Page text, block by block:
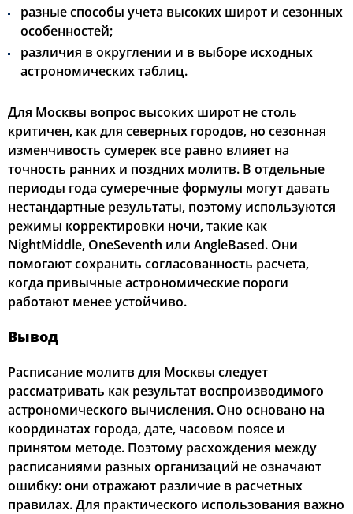
разные способы учета высоких широт и сезонных
особенностей;
различия в округлении и в выборе исходных
астрономических таблиц.
Для Москвы вопрос высоких широт не столь
критичен, как для северных городов, но сезонная
изменчивость сумерек все равно влияет на
точность ранних и поздних молитв. В отдельные
периоды года сумеречные формулы могут давать
нестандартные результаты, поэтому используются
режимы корректировки ночи, такие как
NightMiddle, OneSeventh или AngleBased. Они
помогают сохранить согласованность расчета,
когда привычные астрономические пороги
работают менее устойчиво.
Вывод
Расписание молитв для Москвы следует
рассматривать как результат воспроизводимого
астрономического вычисления. Оно основано на
координатах города, дате, часовом поясе и
принятом методе. Поэтому расхождения между
расписаниями разных организаций не означают
ошибку: они отражают различие в расчетных
правилах. Для практического использования важно